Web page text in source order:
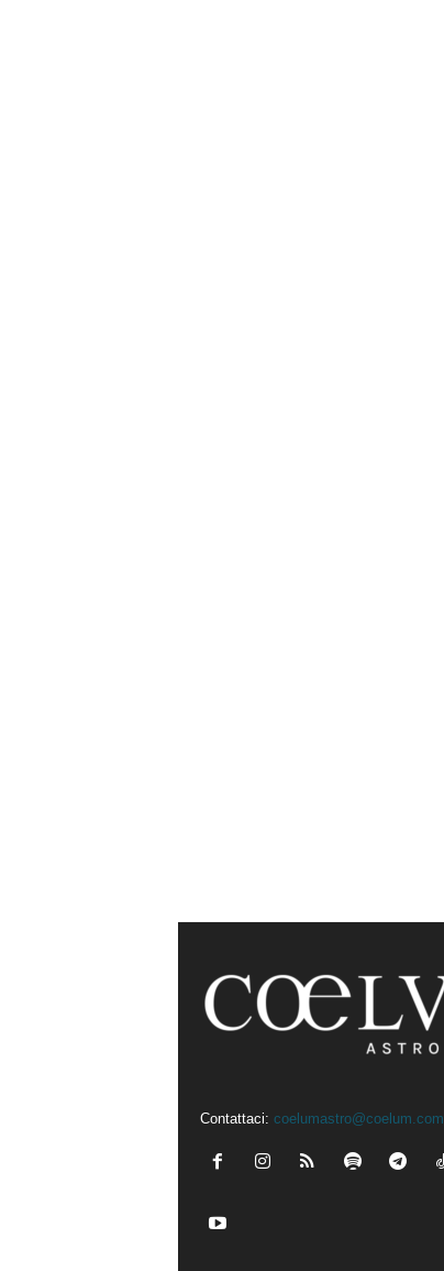
Contattaci: coelumastro@coelum.com